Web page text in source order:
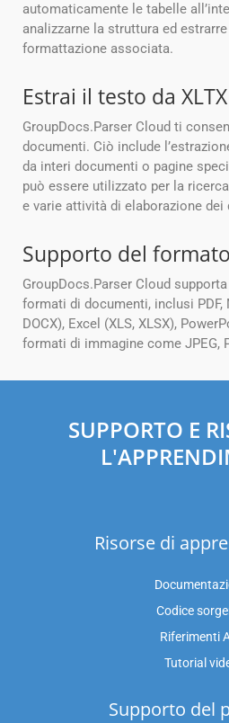
automaticamente le tabelle
analizzarne la struttura ed
formattazione associata.
Estrai il testo da
GroupDocs.Parser Cloud ti
documenti. Ciò include
da interi documenti o pagine
può essere utilizzato per la
e varie attività di elaborazione dei
Supporto del
GroupDocs.Parser Cloud
formati di documenti, inclusi PDF,
DOCX), Excel (XLS, XLSX),
formati di immagine come JPEG,
SUPPORTO E
Risorse di
Codice
Riferimenti
Tutorial
Supporto del